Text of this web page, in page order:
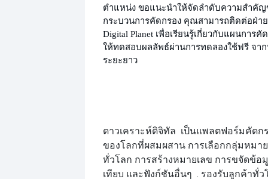
ตำแหน่ง ขอแนะนำให้จัดลำดับความสำคัญ
กระบวนการคัดกรอง คุณสามารถติดต่อฝ่า
Digital Planet เพื่อเรียนรู้เกี่ยวกับแผนการ
ให้ทดสอบผลลัพธ์ผ่านการทดลองใช้ฟรี จา
ระยะยาว
ดาวเคราะห์ดิจิทัล เป็นแพลตฟอร์มคัดก
ของโลกที่ผสมผสาน การเลือกกลุ่มหมา
ทั่วโลก การสร้างหมายเลข การขจัดข้อ
เทียบ และฟังก์ชันอื่นๆ . รองรับลูกค้าทั่ว